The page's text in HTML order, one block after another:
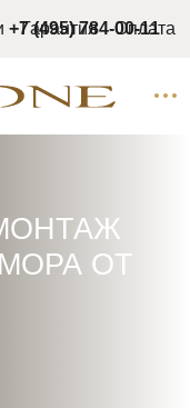
Гарантия Оплата
+7 (495) 784-00-11
ОТ